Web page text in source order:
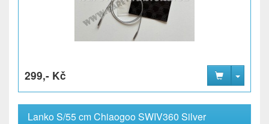
299,- Kč
Lanko S/55 cm Chiaogoo SWIV360 Silver